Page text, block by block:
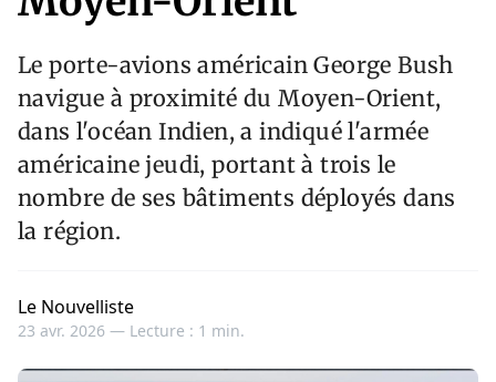
Le porte-avions américain George Bush
navigue à proximité du Moyen-Orient,
dans l'océan Indien, a indiqué l'armée
américaine jeudi, portant à trois le
nombre de ses bâtiments déployés dans
la région.
Le Nouvelliste
23 avr. 2026 — Lecture : 1 min.